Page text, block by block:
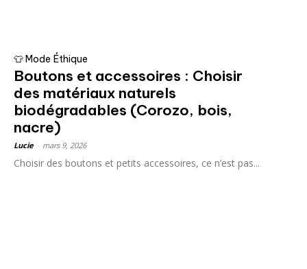
👕 Mode Éthique
Boutons et accessoires : Choisir
des matériaux naturels
biodégradables (Corozo, bois,
nacre)
Lucie mars 9, 2026
Choisir des boutons et petits accessoires, ce n’est pas...